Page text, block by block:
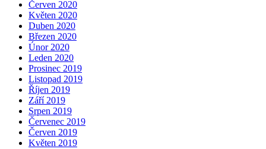
Červen 2020
Květen 2020
Duben 2020
Březen 2020
Únor 2020
Leden 2020
Prosinec 2019
Listopad 2019
Říjen 2019
Září 2019
Srpen 2019
Červenec 2019
Červen 2019
Květen 2019